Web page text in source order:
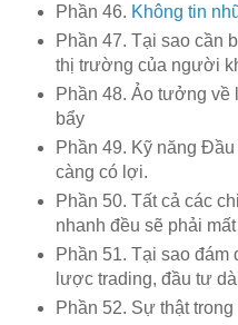
Phần 46. Không tin
Phần 47. Tại sao cần
thị trường của người
Phần 48. Ảo tưởng về
bẩy
Phần 49. Kỹ năng
càng có lợi.
Phần 50. Tất cả các
nhanh đều sẽ phải
Phần 51. Tại sao đám
lược trading, đầu tư
Phần 52. Sự thật